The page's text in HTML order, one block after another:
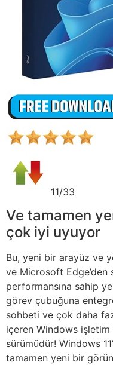
11/33
Ve tamamen
çok iyi uyuyor
Bu, yeni bir arayüz ve
ve Microsoft Edge’den
performansına sahip
görev çubuğuna
sohbeti ve çok daha
içeren Windows
sürümüdür! Windows
tamamen yeni bir